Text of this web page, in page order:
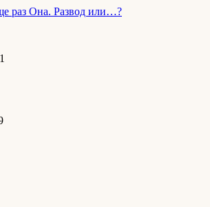
раз Она. Развод или…?